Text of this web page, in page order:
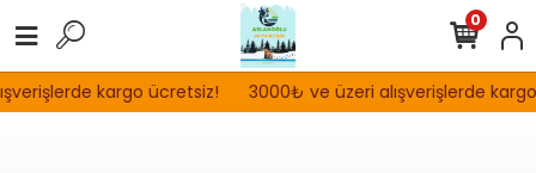
kargo ücretsiz! 3000₺ ve üzeri alışverişlerde
0